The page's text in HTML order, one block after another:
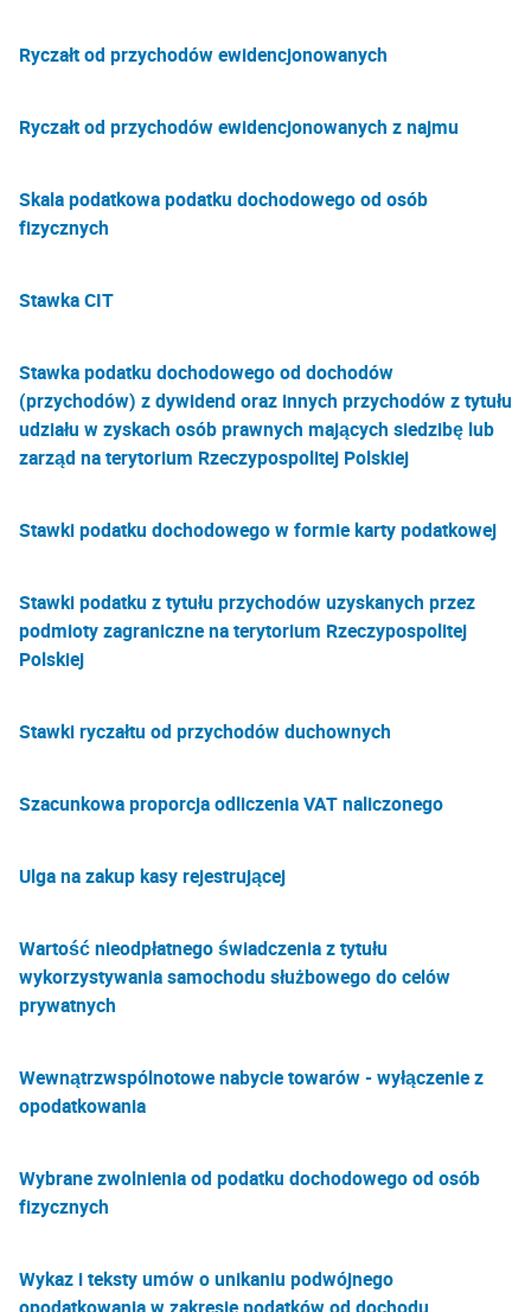
Ryczałt od przychodów ewidencjonowanych
Ryczałt od przychodów ewidencjonowanych z najmu
Skala podatkowa podatku dochodowego od osób
fizycznych
Stawka CIT
Stawka podatku dochodowego od dochodów
(przychodów) z dywidend oraz innych przychodów z tytułu
udziału w zyskach osób prawnych mających siedzibę lub
zarząd na terytorium Rzeczypospolitej Polskiej
Stawki podatku dochodowego w formie karty podatkowej
Stawki podatku z tytułu przychodów uzyskanych przez
podmioty zagraniczne na terytorium Rzeczypospolitej
Polskiej
Stawki ryczałtu od przychodów duchownych
Szacunkowa proporcja odliczenia VAT naliczonego
Ulga na zakup kasy rejestrującej
Wartość nieodpłatnego świadczenia z tytułu
wykorzystywania samochodu służbowego do celów
prywatnych
Wewnątrzwspólnotowe nabycie towarów - wyłączenie z
opodatkowania
Wybrane zwolnienia od podatku dochodowego od osób
fizycznych
Wykaz i teksty umów o unikaniu podwójnego